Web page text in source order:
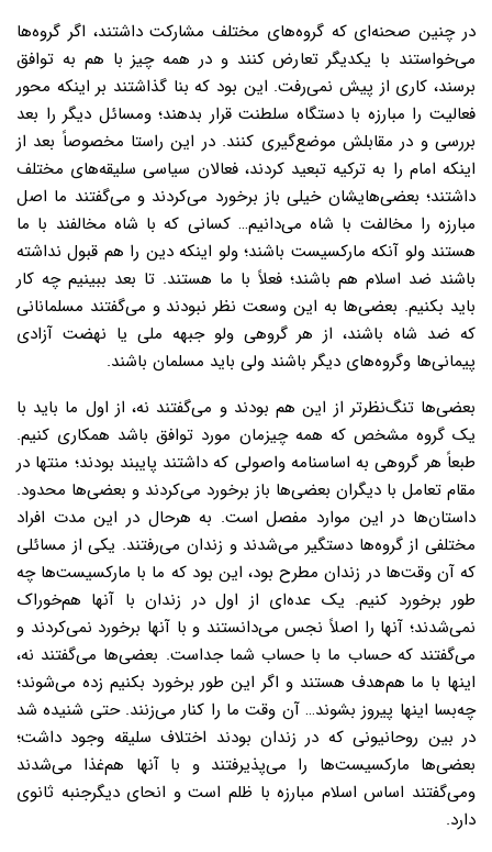
در چنین صحنه‌اى که گروه‌هاى مختلف مشارکت داشتند، اگر گروه‌ها
می‌خواستند با یکدیگر تعارض کنند و در همه چیز با هم به توافق
برسند، کارى از پیش نمى‌رفت. این بود که بنا گذاشتند بر اینکه محور
فعالیت را مبارزه با دستگاه سلطنت قرار بدهند؛ ومسائل دیگر را بعد
بررسى و در مقابلش موضع‌گیرى کنند. در این راستا مخصوصاً بعد از
اینکه امام را به ترکیه تبعید کردند، فعالان سیاسى سلیقه‌هاى مختلف
داشتند؛ بعضى‌هایشان خیلى باز برخورد مى‌کردند و مى‌گفتند ما اصل
مبارزه را مخالفت با شاه مى‌دانیم… کسانی که با شاه مخالفند با ما
هستند ولو آنکه مارکسیست باشند؛ ولو اینکه دین را هم قبول نداشته
باشند ضد اسلام هم باشند؛ فعلاً با ما هستند. تا بعد ببینیم چه کار
باید بکنیم. بعضى‌ها به این وسعت نظر نبودند و مى‌گفتند مسلمانانى
که ضد شاه باشند، از هر گروهی ولو جبهه ملی یا نهضت آزادی
پیمانى‌ها وگروه‌هاى دیگر باشند ولى باید مسلمان باشند.
بعضى‌ها تنگ‌نظرتر از این هم بودند و مى‌گفتند نه، از اول ما باید با
یک گروه مشخص که همه چیزمان مورد توافق باشد همکارى کنیم.
طبعاً هر گروهى به اساسنامه‌ واصولى که داشتند پایبند بودند؛ منتها در
مقام تعامل با دیگران بعضى‌ها باز برخورد مى‌کردند و بعضى‌ها محدود.
داستان‌ها در این موارد مفصل است. به هرحال در این مدت افراد
مختلفى از گروه‌ها دستگیر مى‌شدند و زندان مى‌رفتند. یکى از مسائلى
که آن وقت‌ها در زندان مطرح بود، این بود که ما با مارکسیست‌ها چه
طور برخورد کنیم. یک عده‌اى از اول در زندان با آنها هم‌خوراک
نمى‌شدند؛ آنها را اصلاً نجس مى‌دانستند و با آنها برخورد نمى‌کردند و
می‌گفتند که حساب ما با حساب شما جداست. بعضى‌ها می‌گفتند نه،
اینها با ما هم‌هدف هستند و اگر این طور برخورد بکنیم زده مى‌شوند؛
چه‌بسا اینها پیروز بشوند… آن وقت ما را کنار مى‌زنند. حتى شنیده شد
در بین روحانیونی که در زندان بودند اختلاف سلیقه وجود داشت؛
بعضى‌ها مارکسیست‌ها را مى‌پذیرفتند و با آنها هم‌غذا مى‌شدند
ومى‌گفتند اساس اسلام مبارزه با ظلم است و انحای دیگرجنبه ثانوى
دارد.